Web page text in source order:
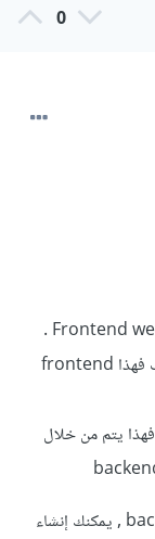
0
بينما ما تراه من تصميم واجهات في تطبيقات الهواتف فهذا frontend
يتم من خلال
يتم تعامل مع قواعد البيانات من قبل لغات الbackend , يمكنك إنشاء